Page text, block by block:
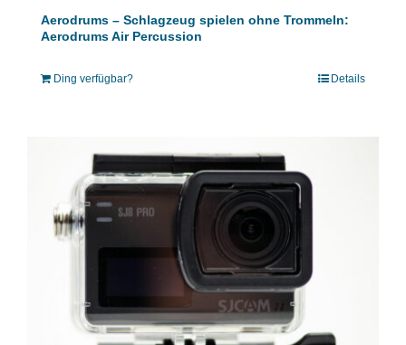
Aerodrums – Schlagzeug spielen ohne Trommeln:
Aerodrums Air Percussion
Ding verfügbar? Details